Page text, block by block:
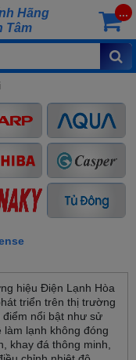
Hãng
Tâm
...
hiệu Điện Lạnh Hòa
triển trên thị trường
nổi bật như sử
làm lạnh không đóng
khay đá thông minh,